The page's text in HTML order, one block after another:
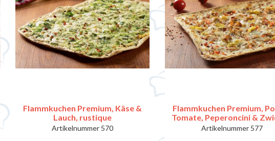
Flammkuchen Premium, Käse &
Lauch, rustique
Artikelnummer 570
Flammkuchen Premium,
Tomate, Peperoncini &
rustique
Artikelnummer 577